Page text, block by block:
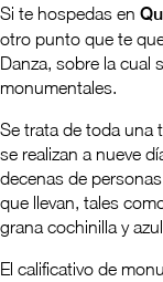
Si te hospedas en
otro punto que te
Danza, sobre la cual
monumentales.
Se trata de toda una
se realizan a nueve
decenas de
que llevan, tales
grana cochinilla y
El calificativo de